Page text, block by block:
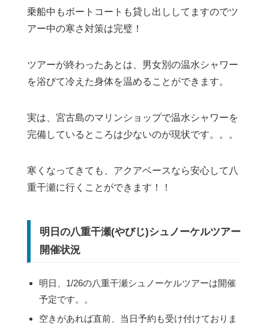
乗船中もボートコートも貸し出ししてますのでツ
アー中の寒さ対策は完璧！
ツアーが終わったあとは、男女別の温水シャワー
を浴びて冷えた身体を温めることができます。
実は、宮古島のマリンショップで温水シャワーを
完備しているところは少ないのが現状です。。。
寒くなってきても、アクアベースなら安心して八
重干瀬に行くことができます！！
明日の八重干瀬(やびじ)シュノーケルツアー
開催状況
明日、1/26の八重干瀬シュノーケルツアーは開催
予定です。。
空きがあれば直前、当日予約も受け付けておりま